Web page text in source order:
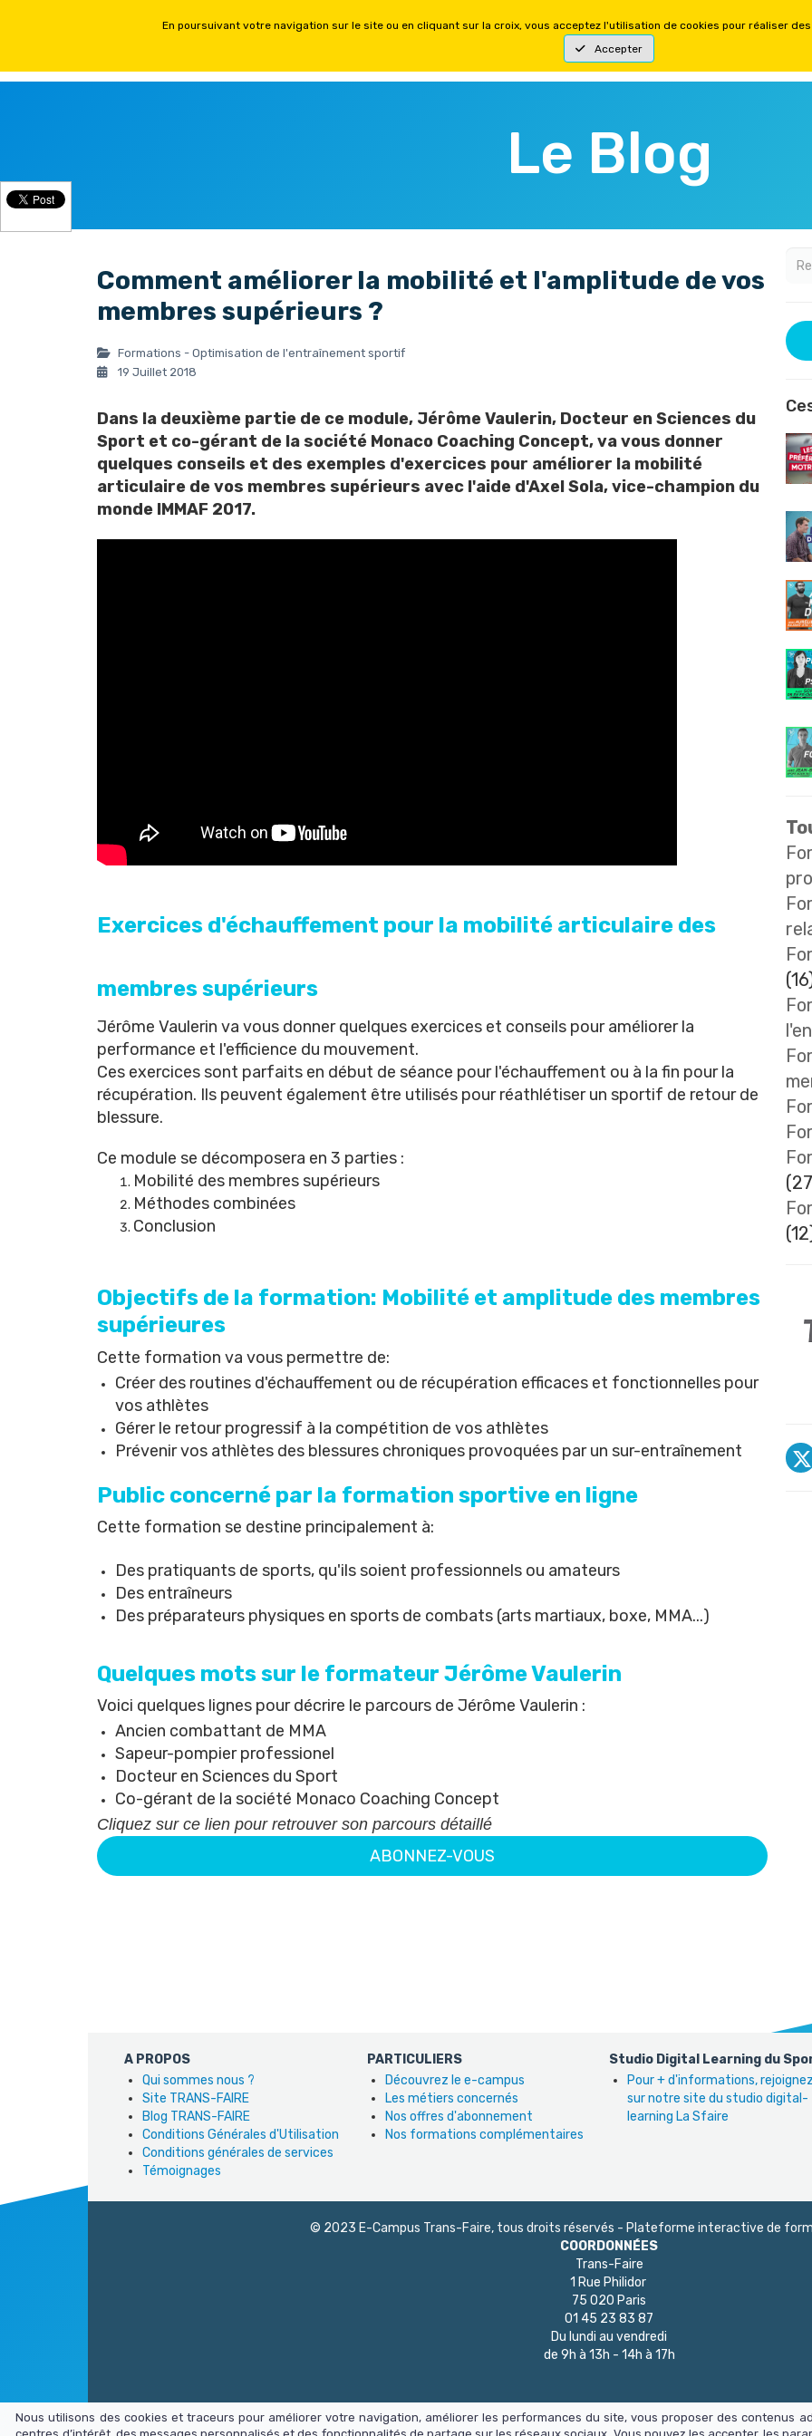
FORMATIONS PHYSIQUES FORMATIONS MENTALES OFFRES
Le Blog
Comment améliorer la mobilité et l'amplitude de vos
membres supérieurs ?
Formations - Optimisation de l'entraînement sportif
19 Juillet 2018
Dans la deuxième partie de ce module, Jérôme Vaulerin, Docteur en Sciences du
Sport et co-gérant de la société Monaco Coaching Concept, va vous donner
quelques conseils et des exemples d'exercices pour améliorer la mobilité
articulaire de vos membres supérieurs avec l'aide d'Axel Sola, vice-champion du
monde IMMAF 2017.
Exercices d'échauffement pour la mobilité articulaire des
membres supérieurs
Jérôme Vaulerin va vous donner quelques exercices et conseils pour améliorer la
performance et l'efficience du mouvement.
Ces exercices sont parfaits en début de séance pour l'échauffement ou à la fin pour la
récupération. Ils peuvent également être utilisés pour réathlétiser un sportif de retour de
blessure.
Ce module se décomposera en 3 parties :
Mobilité des membres supérieurs
Méthodes combinées
Conclusion
Objectifs de la formation: Mobilité et amplitude des membres
supérieures
Cette formation va vous permettre de:
Créer des routines d'échauffement ou de récupération efficaces et fonctionnelles pour
vos athlètes
Gérer le retour progressif à la compétition de vos athlètes
Prévenir vos athlètes des blessures chroniques provoquées par un sur-entraînement
Public concerné par la formation sportive en ligne
Cette formation se destine principalement à:
Des pratiquants de sports, qu'ils soient professionnels ou amateurs
Des entraîneurs
Des préparateurs physiques en sports de combats (arts martiaux, boxe, MMA...)
Quelques mots sur le formateur Jérôme Vaulerin
Voici quelques lignes pour décrire le parcours de Jérôme Vaulerin :
Ancien combattant de MMA
Sapeur-pompier professionel
Docteur en Sciences du Sport
Co-gérant de la société Monaco Coaching Concept
Cliquez sur ce lien pour retrouver son parcours détaillé
ABONNEZ-VOUS
A PROPOS
Qui sommes nous ?
Site TRANS-FAIRE
Blog TRANS-FAIRE
Conditions Générales d'Utilisation
Conditions générales de services
Témoignages
PARTICULIERS
Découvrez le e-campus
Les métiers concernés
Nos offres d'abonnement
Nos formations complémentaires
Studio Digital Learning du
Pour + d'informations,
sur notre site du studio digital-
learning La Sfaire
© 2023 E-Campus Trans-Faire, tous droits réservés - Plateforme interactive de
COORDONNÉES
Trans-Faire
1 Rue Philidor
75 020 Paris
01 45 23 83 87
Du lundi au vendredi
de 9h à 13h - 14h à 17h
Nous utilisons des cookies et traceurs pour améliorer votre navigation, améliorer les performances du site, vous proposer des contenus